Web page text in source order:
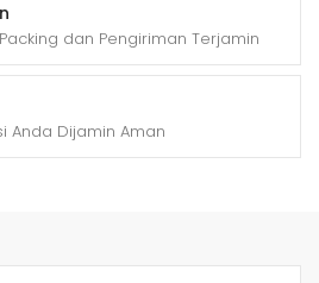
dan Pengiriman Terjamin
Anda Dijamin Aman